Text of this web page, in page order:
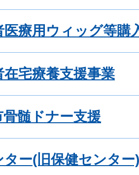
医療用ウィッグ等購
在宅療養支援事業
骨髄ドナー支援
ター(旧保健センタ